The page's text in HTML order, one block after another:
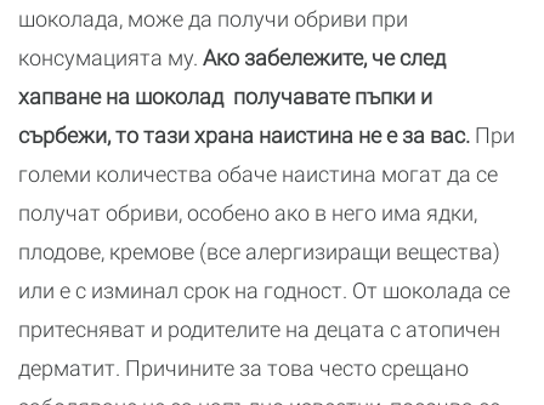
шоколада, може да получи обриви при
консумацията му. Ако забележите, че след
хапване на шоколад получавате пъпки и
сърбежи, то тази храна наистина не е за вас. При
големи количества обаче наистина могат да се
получат обриви, особено ако в него има ядки,
плодове, кремове (все алергизиращи вещества)
или е с изминал срок на годност. От шоколада се
притесняват и родителите на децата с атопичен
дерматит. Причините за това често срещано